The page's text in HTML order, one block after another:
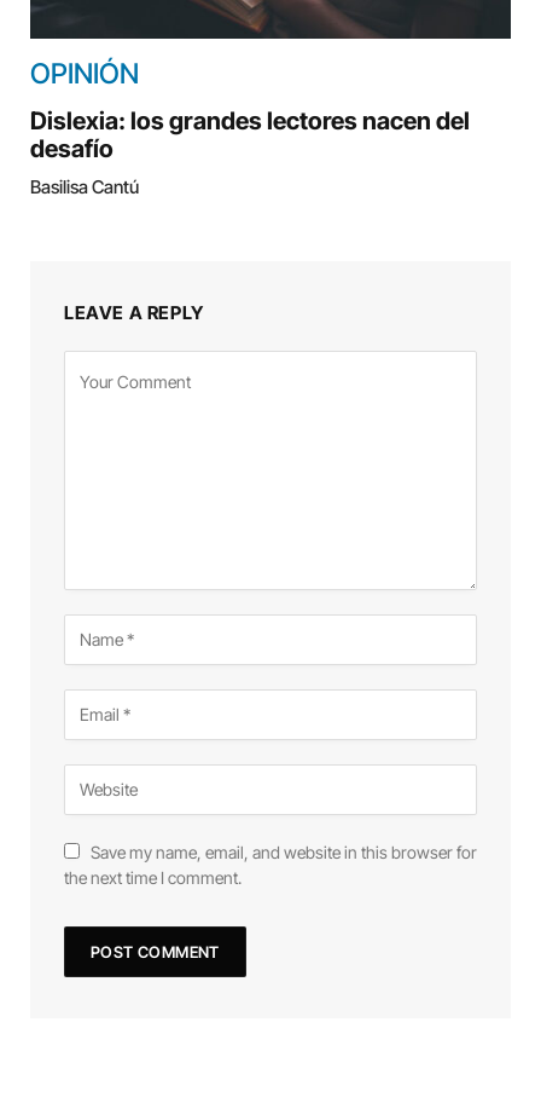
OPINIÓN
Dislexia: los grandes lectores nacen del
desafío
Basilisa Cantú
LEAVE A REPLY
Save my name, email, and website in this browser for
the next time I comment.